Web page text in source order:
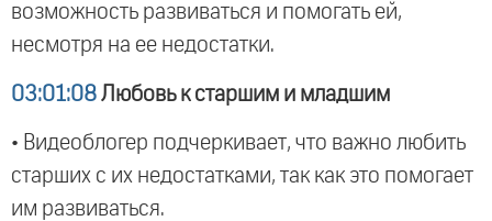
возможность развиваться и помогать ей,
несмотря на ее недостатки.
03:01:08 Любовь к старшим и младшим
• Видеоблогер подчеркивает, что важно любить
старших с их недостатками, так как это помогает
им развиваться.